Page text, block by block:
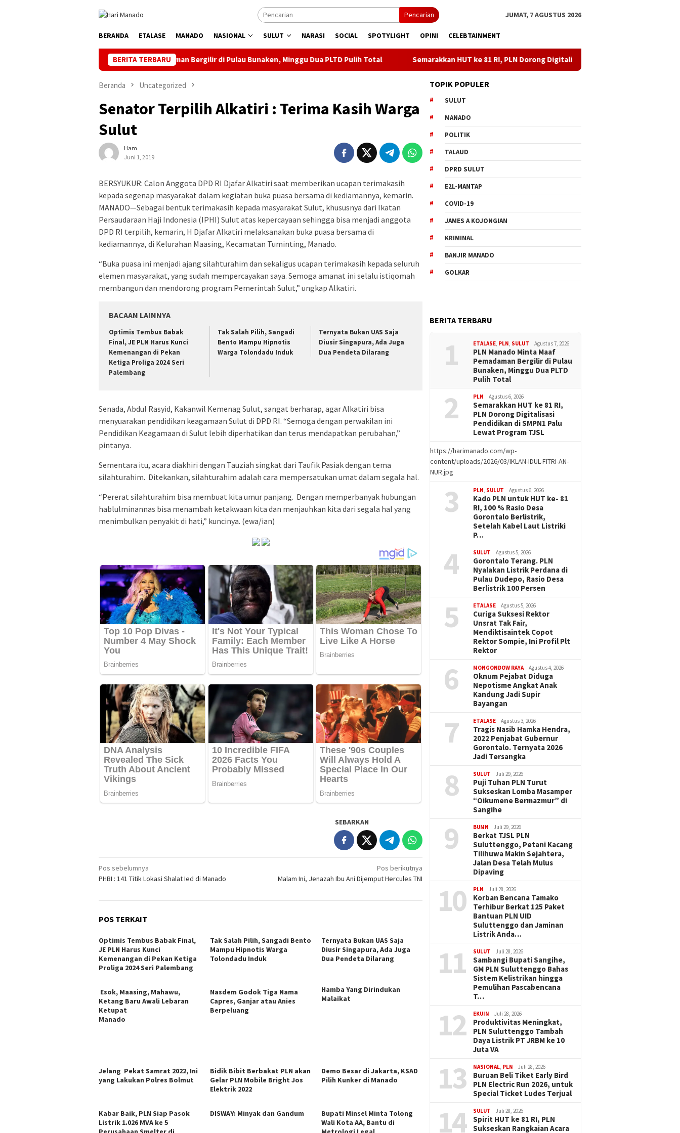
Pencarian JUMAT, 7 AGUSTUS 2026
BERANDA ETALASE MANADO NASIONAL SULUT NARASI SOCIAL SPOTYLIGHT OPINI CELEBTAINMENT
BERITA TERBARU
PLN Manado Minta Maaf Pemadaman Bergilir di Pulau Bunaken, Minggu Dua PLTD Pulih Total Semarakkan HUT ke 81 RI, PLN Dorong Digitalisasi Pendidikan di SMPN1 Palu Lewat Program
Beranda Uncategorized
Senator Terpilih Alkatiri : Terima Kasih Warga
Sulut
Ham
Juni 1, 2019
BERSYUKUR: Calon Anggota DPD RI Djafar Alkatiri saat memberikan ucapan terimakasih
kepada segenap masyarakat dalam kegiatan buka puasa bersama di kediamannya, kemarin.
MANADO—Sebagai bentuk terimakasih kepada masyarakat Sulut, khususnya dari Ikatan
Persaudaraan Haji Indonesia (IPHI) Sulut atas kepercayaan sehingga bisa menjadi anggota
DPD RI terpilih, kemarin, H Djafar Alkatiri melaksanakan buka puasa bersama di
kediamannya, di Kelurahan Maasing, Kecamatan Tuminting, Manado.
“Buka puasa ini menjadi ajang silahturahim dan sekaligus ucapan terimakasih kepada seluruh
elemen masyarakat, yang sudah mempercayakan saya. Semoga amanat ini selalu istiqomah
membangun dan mendorong program Pemerintah Sulut,” ungkap Alkatiri.
BACAAN LAINNYA
Optimis Tembus Babak
Final, JE PLN Harus Kunci
Kemenangan di Pekan
Ketiga Proliga 2024 Seri
Palembang
Tak Salah Pilih, Sangadi
Bento Mampu Hipnotis
Warga Tolondadu Induk
Ternyata Bukan UAS Saja
Diusir Singapura, Ada Juga
Dua Pendeta Dilarang
Senada, Abdul Rasyid, Kakanwil Kemenag Sulut, sangat berharap, agar Alkatiri bisa
menyuarakan pendidikan keagamaan Sulut di DPD RI. “Semoga dengan perwakilan ini
Pendidikan Keagamaan di Sulut lebih diperhatikan dan terus mendapatkan perubahan,”
pintanya.
Sementara itu, acara diakhiri dengan Tauziah singkat dari Taufik Pasiak dengan tema
silahturahim. Ditekankan, silahturahim adalah cara mempersatukan umat dalam segala hal.
“Pererat silahturahim bisa membuat kita umur panjang. Dengan memperbanyak hubungan
hablulminannas bisa menambah ketakwaan kita dan menjauhkan kita dari segala hal yang
menimbulkan penyakit di hati,” kuncinya. (ewa/ian)
SEBARKAN
Navigasi
pos
Pos sebelumnya
PHBI : 141 Titik Lokasi Shalat Ied di Manado
Pos berikutnya
Malam Ini, Jenazah Ibu Ani Dijemput Hercules TNI
POS TERKAIT
Optimis Tembus Babak Final,
JE PLN Harus Kunci
Kemenangan di Pekan Ketiga
Proliga 2024 Seri Palembang
Tak Salah Pilih, Sangadi Bento
Mampu Hipnotis Warga
Tolondadu Induk
Ternyata Bukan UAS Saja
Diusir Singapura, Ada Juga
Dua Pendeta Dilarang
Esok, Maasing, Mahawu,
Ketang Baru Awali Lebaran
Ketupat
Manado
Nasdem Godok Tiga Nama
Capres, Ganjar atau Anies
Berpeluang
Hamba Yang Dirindukan
Malaikat
Jelang Pekat Samrat 2022, Ini
yang Lakukan Polres Bolmut
Bidik Bibit Berbakat PLN akan
Gelar PLN Mobile Bright Jos
Elektrik 2022
Demo Besar di Jakarta, KSAD
Pilih Kunker di Manado
Kabar Baik, PLN Siap Pasok
Listrik 1.026 MVA ke 5
DISWAY: Minyak dan Gandum
Bupati Minsel Minta Tolong
Wali Kota AA, Bantu di
TOPIK POPULER
SULUT
MANADO
POLITIK
TALAUD
DPRD SULUT
E2L-MANTAP
COVID-19
JAMES A KOJONGIAN
KRIMINAL
BANJIR MANADO
GOLKAR
BERITA TERBARU
1 ETALASE, PLN, SULUT Agustus 7, 2026
PLN Manado Minta Maaf
Pemadaman Bergilir di Pulau
Bunaken, Minggu Dua PLTD
Pulih Total
2 PLN Agustus 6, 2026
Semarakkan HUT ke 81 RI,
PLN Dorong Digitalisasi
Pendidikan di SMPN1 Palu
Lewat Program TJSL
https://harimanado.com/wp-
content/uploads/2026/03/IKLAN-IDUL-FITRI-AN-
NUR.jpg
3 PLN, SULUT Agustus 6, 2026
Kado PLN untuk HUT ke- 81
RI, 100 % Rasio Desa
Gorontalo Berlistrik,
Setelah Kabel Laut Listriki
P…
4 SULUT Agustus 5, 2026
Gorontalo Terang. PLN
Nyalakan Listrik Perdana di
Pulau Dudepo, Rasio Desa
Berlistrik 100 Persen
5 ETALASE Agustus 5, 2026
Curiga Suksesi Rektor
Unsrat Tak Fair,
Mendiktisaintek Copot
Rektor Sompie, Ini Profil Plt
Rektor
6 MONGONDOW RAYA Agustus 4, 2026
Oknum Pejabat Diduga
Nepotisme Angkat Anak
Kandung Jadi Supir
Bayangan
7 ETALASE Agustus 3, 2026
Tragis Nasib Hamka Hendra,
2022 Penjabat Gubernur
Gorontalo. Ternyata 2026
Jadi Tersangka
8 SULUT Juli 29, 2026
Puji Tuhan PLN Turut
Sukseskan Lomba Masamper
“Oikumene Bermazmur” di
Sangihe
9 BUMN Juli 29, 2026
Berkat TJSL PLN
Suluttenggo, Petani Kacang
Tilihuwa Makin Sejahtera,
Jalan Desa Telah Mulus
Dipaving
10 PLN Juli 28, 2026
Korban Bencana Tamako
Terhibur Berkat 125 Paket
Bantuan PLN UID
Suluttenggo dan Jaminan
Listrik Anda…
11 SULUT Juli 28, 2026
Sambangi Bupati Sangihe,
GM PLN Suluttenggo Bahas
Sistem Kelistrikan hingga
Pemulihan Pascabencana
T…
12 EKUIN Juli 28, 2026
Produktivitas Meningkat,
PLN Suluttenggo Tambah
Daya Listrik PT JRBM ke 10
Juta VA
13 NASIONAL, PLN Juli 28, 2026
Buruan Beli Tiket Early Bird
PLN Electric Run 2026, untuk
Special Ticket Ludes Terjual
14 SULUT Juli 28, 2026
Spirit HUT ke 81 RI, PLN
Sukseskan Rangkaian Acara